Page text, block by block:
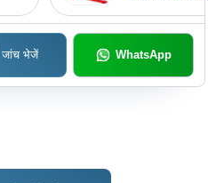
जांच भेजें WhatsApp